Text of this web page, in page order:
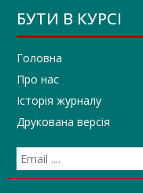
БУТИ В КУРСІ
Головна
Про нас
Історія журналу
Друкована версія